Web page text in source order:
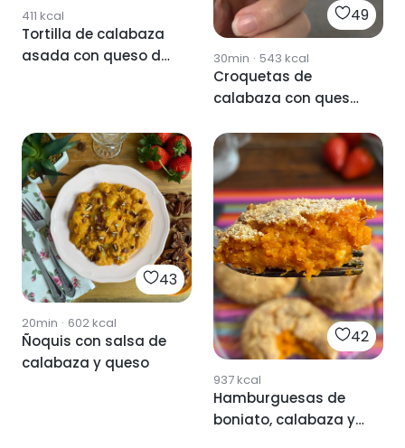
411 kcal
Tortilla de calabaza
asada con queso de
49
30min · 543 kcal
Croquetas de
calabaza con queso
43
20min · 602kcal
Ñoquis con salsa de
calabaza y queso
42
937kcal
Hamburguesas de
boniato, calabaza y